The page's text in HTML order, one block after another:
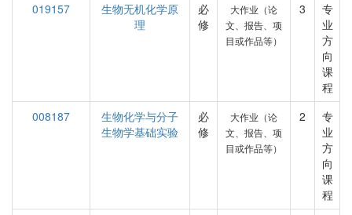
019157
生物无机化学原
理
必
修
大作业（论
文、报告、项
目或作品等）
3
专
业
方
向
课
程
008187
生物化学与分子
生物学基础实验
必
修
大作业（论
文、报告、项
目或作品等）
2
专
业
方
向
课
程